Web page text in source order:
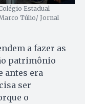
Estadual
Túlio/ Jornal
a fazer as
patrimônio
antes era
ser
o